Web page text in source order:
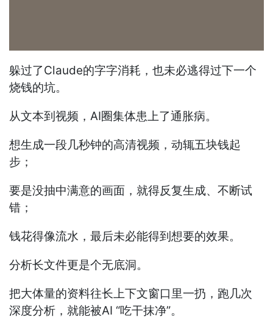
躲过了Claude的字字消耗，也未必逃得过下一个
烧钱的坑。
从文本到视频，AI圈集体患上了通胀病。
想生成一段几秒钟的高清视频，动辄五块钱起
步；
要是没抽中满意的画面，就得反复生成、不断试
错；
钱花得像流水，最后未必能得到想要的效果。
分析长文件更是个无底洞。
把大体量的资料往长上下文窗口里一扔，跑几次
深度分析，就能被AI “吃干抹净”。